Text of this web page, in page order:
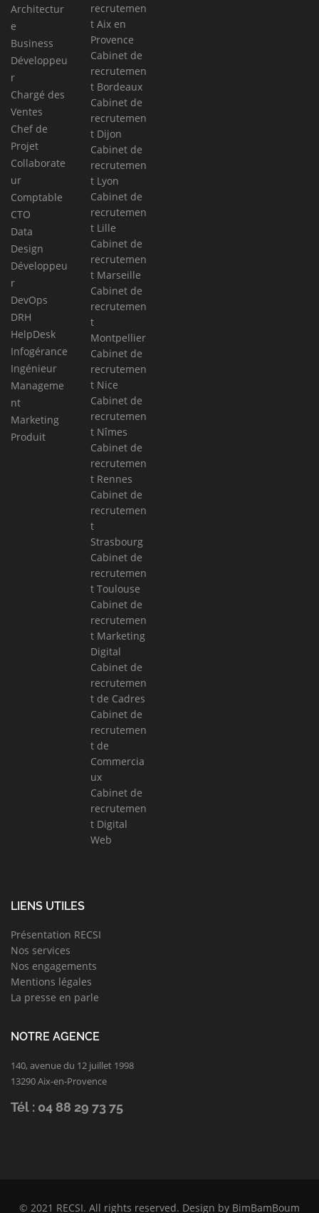
Architectur
e
Business
Développeu
r
Chargé des
Ventes
Chef de
Projet
Collaborate
ur
Comptable
CTO
Data
Design
Développeu
r
DevOps
DRH
HelpDesk
Infogérance
Ingénieur
Manageme
nt
Marketing
Produit
recrutemen
t Aix en
Provence
Cabinet de
recrutemen
t Bordeaux
Cabinet de
recrutemen
t Dijon
Cabinet de
recrutemen
t Lyon
Cabinet de
recrutemen
t Lille
Cabinet de
recrutemen
t Marseille
Cabinet de
recrutemen
t
Montpellier
Cabinet de
recrutemen
t Nice
Cabinet de
recrutemen
t Nîmes
Cabinet de
recrutemen
t Rennes
Cabinet de
recrutemen
t
Strasbourg
Cabinet de
recrutemen
t Toulouse
Cabinet de
recrutemen
t Marketing
Digital
Cabinet de
recrutemen
t de Cadres
Cabinet de
recrutemen
t de
Commercia
ux
Cabinet de
recrutemen
t Digital
Web
LIENS UTILES
Présentation RECSI
Nos services
Nos engagements
Mentions légales
La presse en parle
NOTRE AGENCE
140, avenue du 12 juillet 1998
13290 Aix-en-Provence
Tél : 04 88 29 73 75
© 2021 RECSI. All rights reserved. Design by BimBamBoum